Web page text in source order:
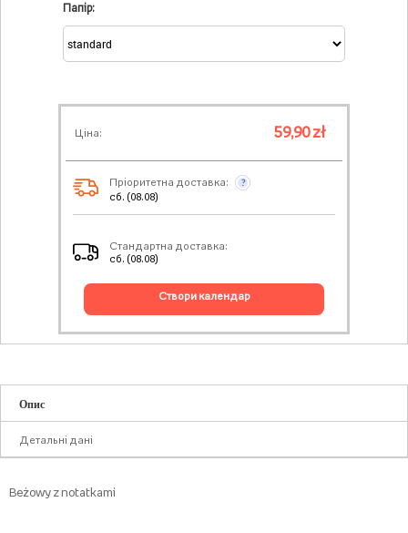
Папір:
Ціна: 59,90 zł
Пріоритетна доставка: ?
сб. (08.08)
Стандартна доставка:
сб. (08.08)
створи календар
Опис
Детальні дані
Beżowy z notatkami